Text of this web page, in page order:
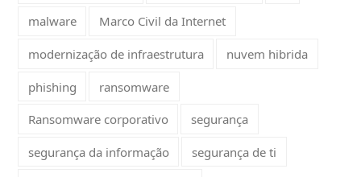
malware Marco Civil da Internet
modernização de infraestrutura nuvem hibrida
phishing ransomware
Ransomware corporativo segurança
segurança da informação segurança de ti